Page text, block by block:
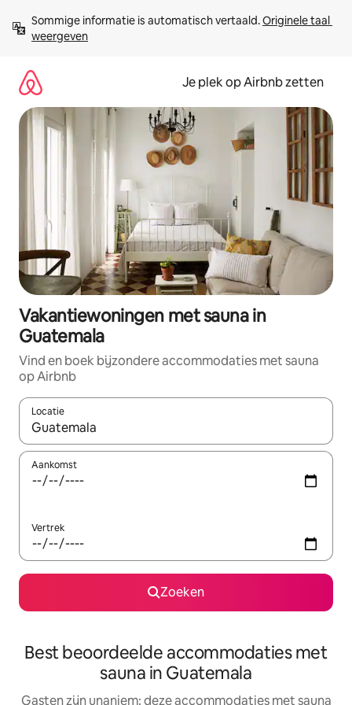
direct
naar
Sommige informatie is automatisch vertaald. Originele taal
weergeven
Je plek op Airbnb zetten
Vakantiewoningen met sauna in
Guatemala
Vind en boek bijzondere accommodaties met sauna
op Airbnb
Locatie
Wanneer er resultaten beschikbaar zijn, maak je een keuze
Aankomst
Vertrek
Zoeken
Best beoordeelde accommodaties met
sauna in Guatemala
Gasten zijn unaniem: deze accommodaties met sauna